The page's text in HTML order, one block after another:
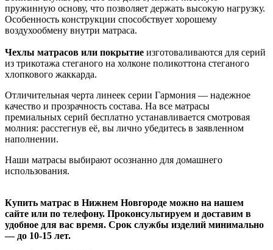
пружинную основу, что позволяет держать высокую нагрузку.
Особенность конструкции способствует хорошему
воздухообмену внутри матраса.
Чехлы матрасов или покрытие изготоваливаются для серий
из трикотажа стеганого на холконе поликоттона стеганого
хлопкового жаккарда.
Отличительная черта линеек серии Гармония — надежное
качество и прозрачность состава. На все матрасы
премиальных серий бесплатно устанавливается смотровая
молния: расстегнув её, вы лично убедитесь в заявленном
наполнении.
Наши матрасы выбирают осознанно для домашнего
использования.
Купить матрас в Нижнем Новгороде можно на нашем
сайте или по телефону. Проконсультируем и доставим в
удобное для вас время. Срок службы изделий минимально
— до 10-15 лет.